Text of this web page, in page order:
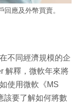
應及外幣買賣。
不同經濟規模的企
解釋，微軟年來將
使用微軟《MS
該要了解如何將數